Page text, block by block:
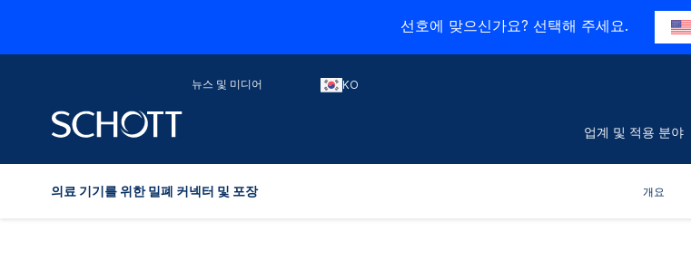
선호에 맞으신가요? 선택해 주세요.
뉴스 및 미디어 KO
업계 및 적용 분야
의료 기기를 위한 밀폐 커넥터 및 포장 개요